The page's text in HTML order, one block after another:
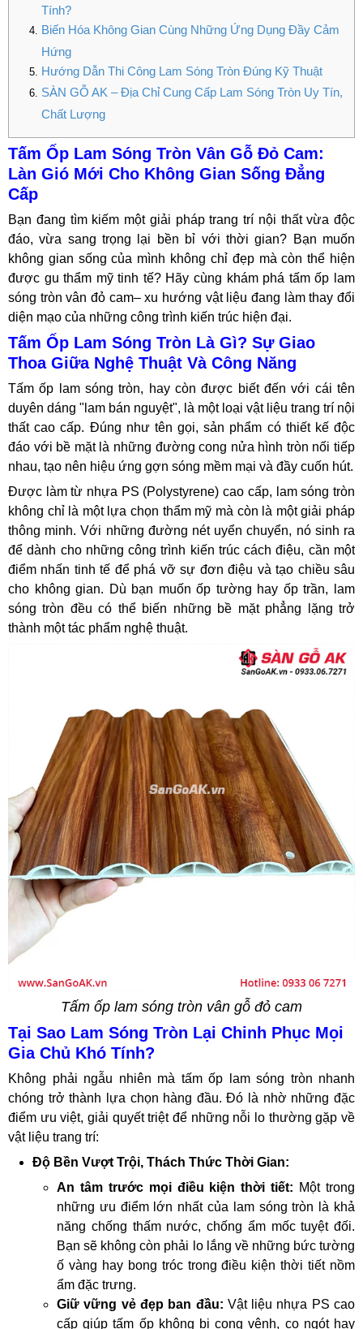
Tính?
Biến Hóa Không Gian Cùng Những Ứng Dụng Đầy Cảm
Hứng
Hướng Dẫn Thi Công Lam Sóng Tròn Đúng Kỹ Thuật
SÀN GỖ AK – Địa Chỉ Cung Cấp Lam Sóng Tròn Uy Tín,
Chất Lượng
Tấm Ốp Lam Sóng Tròn Vân Gỗ Đỏ Cam:
Làn Gió Mới Cho Không Gian Sống Đẳng
Cấp
Bạn đang tìm kiếm một giải pháp trang trí nội thất vừa độc
đáo, vừa sang trọng lại bền bỉ với thời gian? Bạn muốn
không gian sống của mình không chỉ đẹp mà còn thể hiện
được gu thẩm mỹ tinh tế? Hãy cùng khám phá tấm ốp lam
sóng tròn vân đỏ cam– xu hướng vật liệu đang làm thay đổi
diện mạo của những công trình kiến trúc hiện đại.
Tấm Ốp Lam Sóng Tròn Là Gì? Sự Giao
Thoa Giữa Nghệ Thuật Và Công Năng
Tấm ốp lam sóng tròn, hay còn được biết đến với cái tên
duyên dáng "lam bán nguyệt", là một loại vật liệu trang trí nội
thất cao cấp. Đúng như tên gọi, sản phẩm có thiết kế độc
đáo với bề mặt là những đường cong nửa hình tròn nối tiếp
nhau, tạo nên hiệu ứng gợn sóng mềm mại và đầy cuốn hút.
Được làm từ nhựa PS (Polystyrene) cao cấp, lam sóng tròn
không chỉ là một lựa chọn thẩm mỹ mà còn là một giải pháp
thông minh. Với những đường nét uyển chuyển, nó sinh ra
để dành cho những công trình kiến trúc cách điệu, cần một
điểm nhấn tinh tế để phá vỡ sự đơn điệu và tạo chiều sâu
cho không gian. Dù bạn muốn ốp tường hay ốp trần, lam
sóng tròn đều có thể biến những bề mặt phẳng lặng trở
thành một tác phẩm nghệ thuật.
Tấm ốp lam sóng tròn vân gỗ đỏ cam
Tại Sao Lam Sóng Tròn Lại Chinh Phục Mọi
Gia Chủ Khó Tính?
Không phải ngẫu nhiên mà tấm ốp lam sóng tròn nhanh
chóng trở thành lựa chọn hàng đầu. Đó là nhờ những đặc
điểm ưu việt, giải quyết triệt để những nỗi lo thường gặp về
vật liệu trang trí:
Độ Bền Vượt Trội, Thách Thức Thời Gian:
An tâm trước mọi điều kiện thời tiết: Một trong
những ưu điểm lớn nhất của lam sóng tròn là khả
năng chống thấm nước, chống ẩm mốc tuyệt đối.
Bạn sẽ không còn phải lo lắng về những bức tường
ố vàng hay bong tróc trong điều kiện thời tiết nồm
ẩm đặc trưng.
Giữ vững vẻ đẹp ban đầu: Vật liệu nhựa PS cao
cấp giúp tấm ốp không bị cong vênh, co ngót hay